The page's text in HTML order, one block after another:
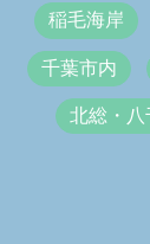
稲毛海岸
千葉市内
北総・八